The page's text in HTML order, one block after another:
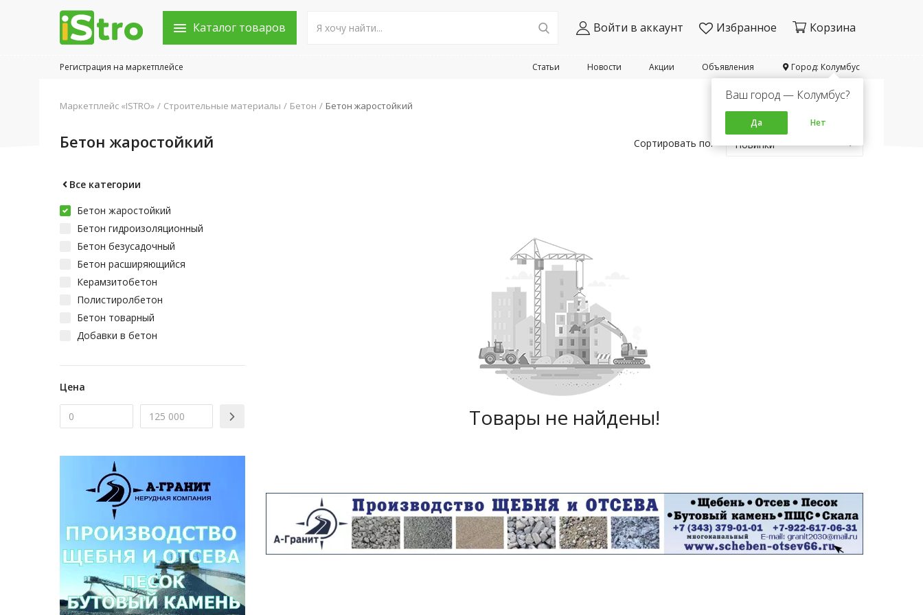
Каталог товаров Войти в аккаунт Избранное Корзина
Город: Колумбус
Ваш город — Колумбус?
Да Нет
Объявления
Акции
Новости
Статьи
Регистрация на маркетплейсе
Объявления
Город: Колумбус
Маркетплейс «ISTRO» Строительные материалы Бетон Бетон жаростойкий
Бетон жаростойкий Сортировать по: Новинки
Все категории
Бетон жаростойкий
Бетон гидроизоляционный
Бетон безусадочный
Бетон расширяющийся
Керамзитобетон
Полистиролбетон
Бетон товарный
Добавки в бетон
Цена
Товары не найдены!